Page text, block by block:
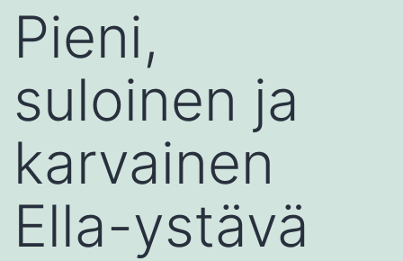
Pieni,
suloinen ja
karvainen
Ella-ystävä